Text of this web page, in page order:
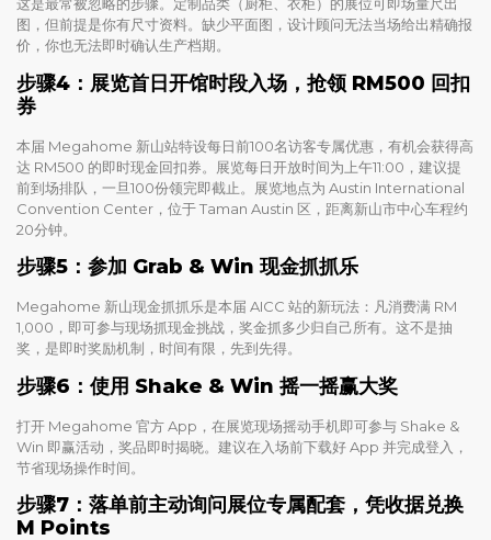
这是最常被忽略的步骤。定制品类（厨柜、衣柜）的展位可即场量尺出
图，但前提是你有尺寸资料。缺少平面图，设计顾问无法当场给出精确报
价，你也无法即时确认生产档期。
步骤4：展览首日开馆时段入场，抢领 RM500 回扣
券
本届 Megahome 新山站特设每日前100名访客专属优惠，有机会获得高
达 RM500 的即时现金回扣券。展览每日开放时间为上午11:00，建议提
前到场排队，一旦100份领完即截止。展览地点为 Austin International
Convention Center，位于 Taman Austin 区，距离新山市中心车程约
20分钟。
步骤5：参加 Grab & Win 现金抓抓乐
Megahome 新山现金抓抓乐是本届 AICC 站的新玩法：凡消费满 RM
1,000，即可参与现场抓现金挑战，奖金抓多少归自己所有。这不是抽
奖，是即时奖励机制，时间有限，先到先得。
步骤6：使用 Shake & Win 摇一摇赢大奖
打开 Megahome 官方 App，在展览现场摇动手机即可参与 Shake &
Win 即赢活动，奖品即时揭晓。建议在入场前下载好 App 并完成登入，
节省现场操作时间。
步骤7：落单前主动询问展位专属配套，凭收据兑换
M Points